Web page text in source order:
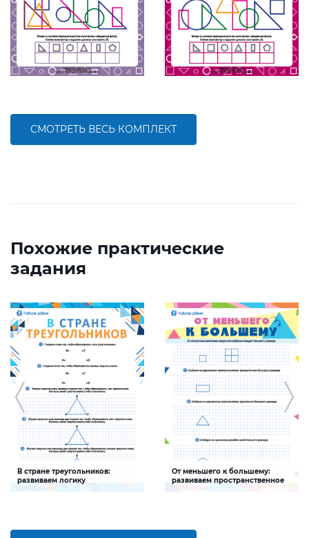
СМОТРЕТЬ ВЕСЬ КОМПЛЕКТ
Похожие практические
задания
В стране треугольников:
развиваем логику
От меньшего к большему:
развиваем пространственное